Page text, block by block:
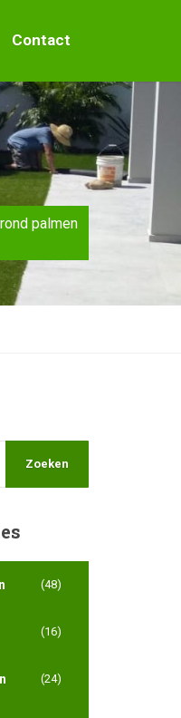
Contact
palmen
Zoeken
(48)
(16)
(24)